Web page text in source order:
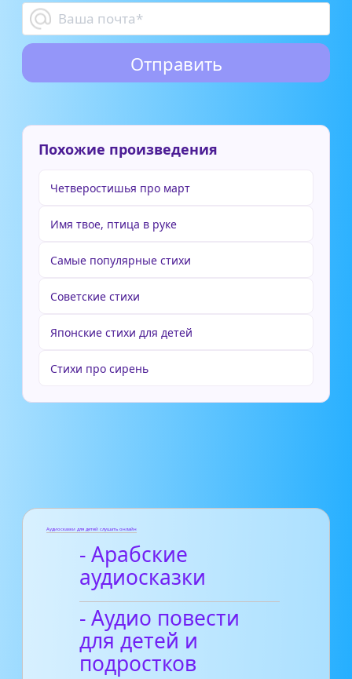
Похожие произведения
Четверостишья про март
Имя твое, птица в руке
Самые популярные стихи
Советские стихи
Японские стихи для детей
Стихи про сирень
Аудиосказки для детей слушать онлайн
- Арабские
аудиосказки
- Аудио повести
для детей и
подростков